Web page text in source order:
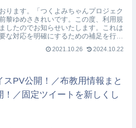
ります。「つくよみちゃんプロジェク
黎ゆめさきれいです。この度、利用規
したのでお知らせいたします。これは
な対応を明確にするための補足を行う
までOKだったことが禁止...
2021.10.26 2024.10.22
スPV公開！／布教用情報まと
！／固定ツイートを新しくし